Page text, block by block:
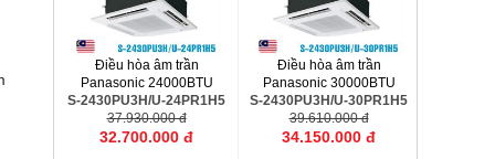
Điều hòa âm trần
Panasonic 24000BTU
S-2430PU3H/U-24PR1H5
37.930.000 đ
32.700.000 đ
Điều hòa âm trần
Panasonic 30000BTU
S-2430PU3H/U-30PR1H5
39.610.000 đ
34.150.000 đ